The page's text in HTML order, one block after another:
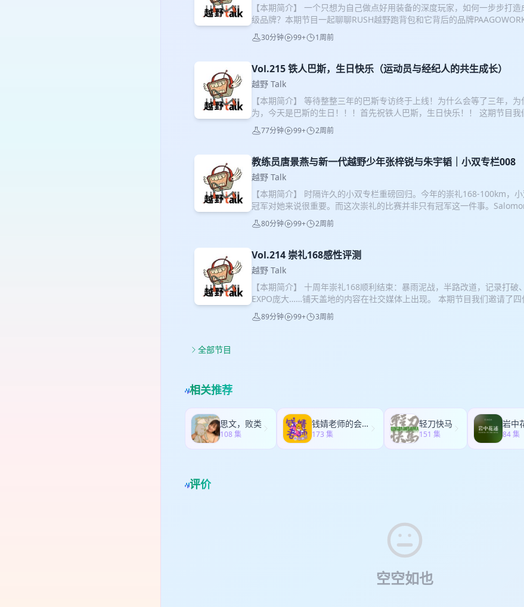
【本期简介】 一个只想为自己做点好用装备的深度玩家，如何一步步打
级品牌？本期节目一起聊聊RUSH越野跑背包和它背后的品牌
一个有着近三十年的背包设计经验，从车库品牌得到的灵感，再到“高重
作，一款不分尺码、全家都能用的背包设计，带来的极致稳定贴合感背后
30分钟 99+ 1周前
Vol.215 铁人巴斯，生日快乐（运动员与经纪人的共生成长）
越野 Talk
【本期简介】 等待整整三年的巴斯专访终于上线！为什么会等了三年，
为，今天是巴斯的生日！！！首先祝铁人巴斯，生日快乐！！ 这期节目我
经纪人马晓佳（马姐）一起聊了聊这十年的变化。2016 年在KTV 偶遇，
时刚接触铁三的马姐印象深刻，谁能想到这场萍水相逢，会演变成贯穿十
像，自学经纪人和心理学知识。她不只是巴斯对接商务的工作伙伴，更是
人手握相同共识：拒绝消耗运动员短期流量，优先深耕长期运动价值，这
赛场的默契，如何在十年磨合中建立？ 2022 年 KONA 夏威夷世锦赛赛前
职业生涯重大挫折，彻底改写了他看待胜负、看待自我的方式，这段低谷
诉；崇明完美天时地利人和刷新个人 PB、德兴赛场直面专业队遗憾被套圈
断裂，三场代表性赛事，三场截然不同的胜负结果，藏着他三层完全不一
的巴斯，永远是赛场里不服输的顶尖运动员，执着冲击各类赛事纪录，奔
满的铁三冠军，私下居然自带搞笑属性？又为何常年深陷训练安全感缺失
练量，才能抚平心底的不安？ 那句广为流传的 “你永远可以相信巴斯” 背后
却从未停下脚步，支撑他持续奔赴的内核力量从何而来？一段看似偶然的
稳固的后盾。听听他们如何理解，真正的伙伴关系，是让你成为更好的自
此进步的十年故事。 【主播】 媛子 【嘉宾】 李鹏程（巴斯）、马晓佳（
要性：巴斯和马姐的合作故事 00:19:17:挑战与成长：追寻运动梦想的艰辛
比赛中的成长与进步：AN比赛的强代表性和心理状态 00:32:07:挑战极限
寻成功的布局之道 00:38:34:巴斯报名参加专业组比赛，他的表现令人期
默与真诚：了解李鹏程的另一面 00:51:23:运动员的市场价值与运动价值：
15011423855 【商务合作】 欢迎发送邮件crazytrailchina@gmail.com
77分钟 99+ 2周前
教练员唐景燕与新一代越野少年张梓锐与朱宇韬｜小双专栏008
越野 Talk
【本期简介】 时隔许久的小双专栏重磅回归。今年的崇礼168-100km，
冠军对她来说很重要。而这次崇礼的比赛并非只有冠军这一件事。
在这里面的两位新一代越野跑运动员，都跟着小双在训练，所以越野跑精
一个新身份：越野跑教练。 刚官宣成为萨洛蒙未来之队的 03、04 两位少
也好奇，小双当初是怎么发掘这两位新生代？ 经历骨折重伤、不看好的低
为何让师徒三人集体落泪？ 精英运动员、教练员、FLT荧光越野的负责人
双一个人吗？ 这一期我们跟越野跑教练小双和她的两位学员，也是
锐与朱宇韬，以及幕后”黑手“大锤，一起来聊聊暴雨崇礼赛道一战，教练
及小双的专属纪录片：世界太大了。 【主播】 深焦、媛子 【嘉宾】 唐
员）、 张梓锐（Salomon未来之队）、 朱宇韬（Salomon未来之队）、
【Timeline】 00:30-03:00 梓锐、宇韬客观点评崇礼赛场的教练 03:00-
｜微博音频｜Spotify｜YouTube 【关注我们】 官方网站：
号：越野Talk 微博：越野Talk 小红书：越野Talk B站：越野Talk 抖音：越
crazytrailchina Instagram：crazytrailchina Linkedin：Crazy Trail 【
焦」微信：15011423855 【商务合作】 欢迎发送邮件
80分钟 99+ 2周前
Vol.214 崇礼168感性评测
越野 Talk
【本期简介】 十周年崇礼168顺利结束：暴雨泥战，半路改道，记录打破
EXPO庞大……铺天盖地的内容在社交媒体上出现。 本期节目我们邀请了四
赛了168km、100km和70km（中间换路线变成58km），大家一起复盘
Eason｜168km完赛（来自上海）：首次挑战崇礼百英里，原定冲前十；
野Talk 【收听平台】 小宇宙｜喜马拉雅FM｜苹果播客｜网易云音乐｜荔
微博音频｜Spotify｜YouTube 【关注我们】 官方网站：
越野Talk 微博：越野Talk 小红书：越野Talk B站：越野Talk 抖音：越野
crazytrailchina Instagram：crazytrailchina Linkedin：Crazy Trail 【添
89分钟 99+ 3周前
全部节目
相关推荐
思文，败类
108 集
钱婧老师的会客厅
173 集
轻刀快马
151 集
岩中
84 集
评价
空空如也